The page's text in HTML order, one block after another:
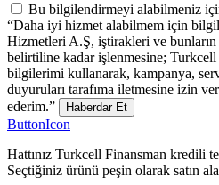
Bu bilgilendirmeyi alabilmeniz
“Daha iyi hizmet alabilmem için
Hizmetleri A.Ş, iştirakleri ve bunların
belirtiline kadar işlenmesine;
bilgilerimi kullanarak, kampanya,
duyuruları tarafıma iletmesine izin
ederim.”
Haberdar Et
ButtonIcon
Hattınız Turkcell Finansman kredili
Seçtiğiniz ürünü peşin olarak satın